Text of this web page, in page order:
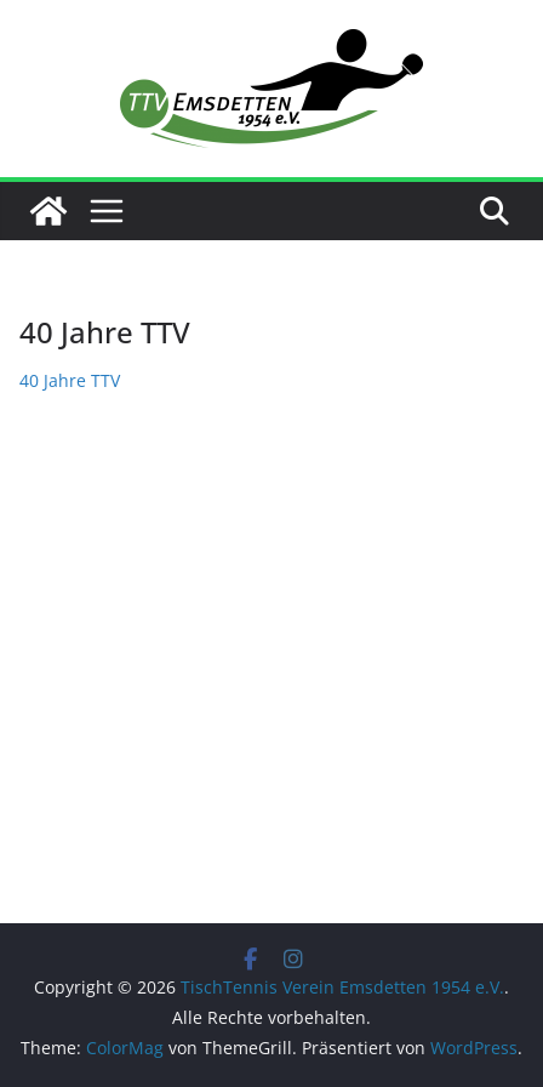
40 Jahre TTV
40 Jahre TTV
Copyright © 2026 TischTennis Verein Emsdetten 1954 e.V..
Alle Rechte vorbehalten.
Theme: ColorMag von ThemeGrill. Präsentiert von WordPress.